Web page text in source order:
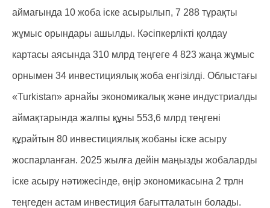
аймағында 10 жоба іске асырылып, 7 288 тұрақты
жұмыс орындары ашылды. Кәсіпкерлікті қолдау
картасы аясында 310 млрд теңгеге 4 823 жаңа жұмыс
орнымен 34 инвестициялық жоба енгізілді. Облыстағы
«Turkistan» арнайы экономикалық және индустриалды
аймақтарында жалпы құны 553,6 млрд теңгені
құрайтын 80 инвестициялық жобаны іске асыру
жоспарланған. 2025 жылға дейін маңызды жобаларды
іске асыру нәтижесінде, өңір экономикасына 2 трлн
теңгеден астам инвестиция бағытталатын болады.